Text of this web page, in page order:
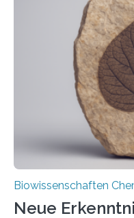
und Dr. Ismaila Francis
unbekannten
peroxisomalen
Saccharomyces
Funktionsfähigkeit der
Studie wurde am 28.
Fachzeitschrift…
Biowissenschaften
Neue